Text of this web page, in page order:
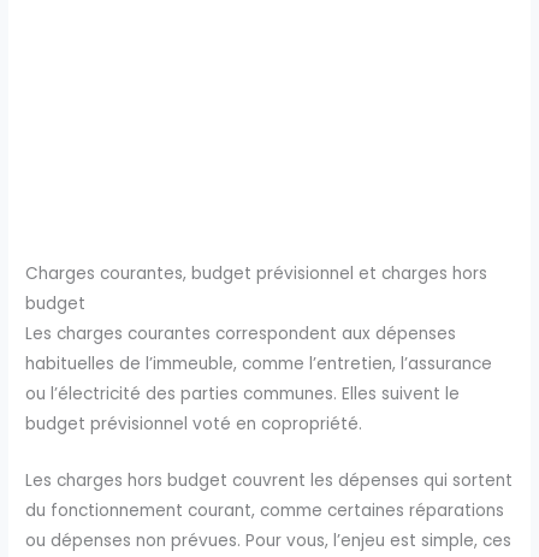
Charges courantes, budget prévisionnel et charges hors
budget
Les charges courantes correspondent aux dépenses
habituelles de l’immeuble, comme l’entretien, l’assurance
ou l’électricité des parties communes. Elles suivent le
budget prévisionnel voté en copropriété.
Les charges hors budget couvrent les dépenses qui sortent
du fonctionnement courant, comme certaines réparations
ou dépenses non prévues. Pour vous, l’enjeu est simple, ces